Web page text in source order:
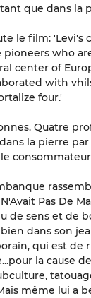
que dans la
le film: 'Levi's
who
center of
with
four.'
Quatre
la pierre
Pas De
de sens et de
dans son
qui est de
la cause
même lui a